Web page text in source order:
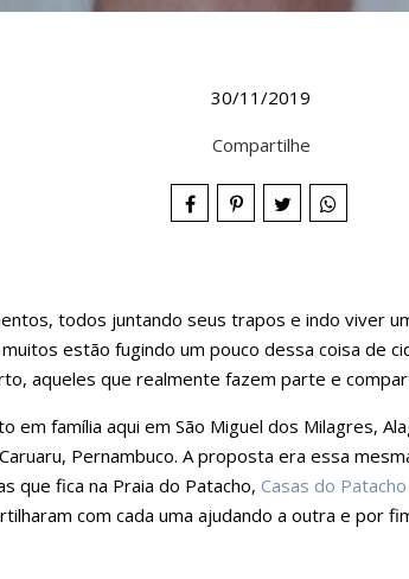
30/11/2019
Compartilhe
todos juntando seus trapos e indo viver
estão fugindo um pouco dessa coisa de
aqueles que realmente fazem parte e
em família aqui em São Miguel dos Milagres,
Pernambuco. A proposta era essa
que fica na Praia do Patacho, Casas do Patacho
com cada uma ajudando a outra e por